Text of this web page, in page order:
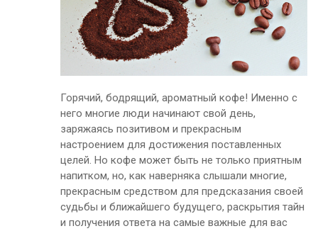
Горячий, бодрящий, ароматный кофе! Именно с
него многие люди начинают свой день,
заряжаясь позитивом и прекрасным
настроением для достижения поставленных
целей. Но кофе может быть не только приятным
напитком, но, как наверняка слышали многие,
прекрасным средством для предсказания своей
судьбы и ближайшего будущего, раскрытия тайн
и получения ответа на самые важные для вас